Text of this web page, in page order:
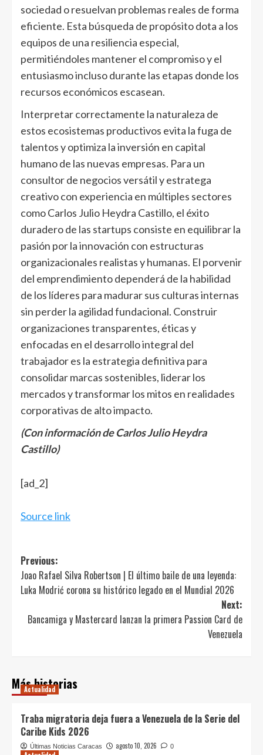
sociedad o resuelvan problemas reales de forma
eficiente. Esta búsqueda de propósito dota a los
equipos de una resiliencia especial,
permitiéndoles mantener el compromiso y el
entusiasmo incluso durante las etapas donde los
recursos económicos escasean.
Interpretar correctamente la naturaleza de
estos ecosistemas productivos evita la fuga de
talentos y optimiza la inversión en capital
humano de las nuevas empresas. Para un
consultor de negocios versátil y estratega
creativo con experiencia en múltiples sectores
como Carlos Julio Heydra Castillo, el éxito
duradero de las startups consiste en equilibrar la
pasión por la innovación con estructuras
organizacionales realistas y humanas. El porvenir
del emprendimiento dependerá de la habilidad
de los líderes para madurar sus culturas internas
sin perder la agilidad fundacional. Construir
organizaciones transparentes, éticas y
enfocadas en el desarrollo integral del
trabajador es la estrategia definitiva para
consolidar marcas sostenibles, liderar los
mercados y transformar los mitos en realidades
corporativas de alto impacto.
(Con información de Carlos Julio Heydra
Castillo)
Navegación
de
entradas
[ad_2]
Source link
Post
navigation
Previous:
Joao Rafael Silva Robertson | El último baile de una leyenda:
Luka Modrić corona su histórico legado en el Mundial 2026
Next:
Bancamiga y Mastercard lanzan la primera Passion Card de
Venezuela
Más historias
Actualidad
Traba migratoria deja fuera a Venezuela de la Serie del
Caribe Kids 2026
Últimas Noticias Caracas agosto 10, 2026 0